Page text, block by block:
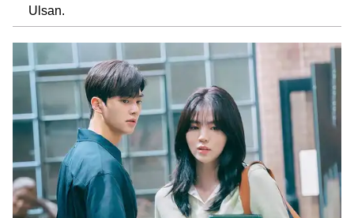
Ulsan.